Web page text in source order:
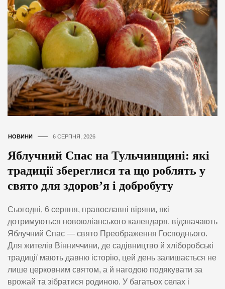
НОВИНИ 6 СЕРПНЯ, 2026
Яблучний Спас на Тульчинщині: які
традиції збереглися та що роблять у
свято для здоров’я і добробуту
Сьогодні, 6 серпня, православні віряни, які
дотримуються новоюліанського календаря, відзначають
Яблучний Спас — свято Преображення Господнього.
Для жителів Вінниччини, де садівництво й хліборобські
традиції мають давню історію, цей день залишається не
лише церковним святом, а й нагодою подякувати за
врожай та зібратися родиною. У багатьох селах і